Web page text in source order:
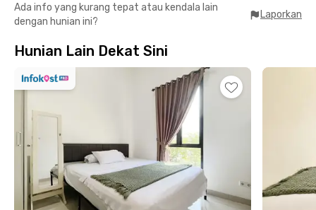
dengan kamar mandi, AC, WiFi, dan water heater, sehingga
kamu bisa langsung pindah kapan saja.
Co-living Rukita Tawakal Tomang juga cocok bagi mahasiswa
yang berkampus di area Grogol. Universitas Trisakti dan
Tarumanagara bisa dicapai dengan 15 menit berjalan kaki saja.
Semua penghuni Rukita juga bisa menikmati layanan laundry
dan pembersihan kamar tanpa biaya tambahan.
Untuk melindungi penghuni dari paparan COVID-19, unit Rukita
ini disterilkan secara rutin oleh Tim Kebersihan kami. Semua
unit Rukita juga dilengkapi dengan hand sanitizer dan
termometer yang bisa digunakan baik oleh penghuni maupun
semua tamu yang berkunjung.
Ada info yang kurang tepat atau kendala lain
dengan hunian ini?
Laporkan
Hunian Lain Dekat Sini